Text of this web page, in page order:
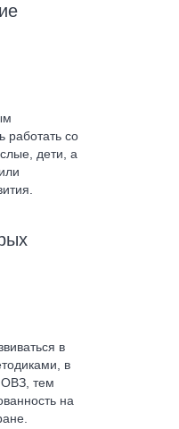
работать со
дети, а
в
в
тем
на